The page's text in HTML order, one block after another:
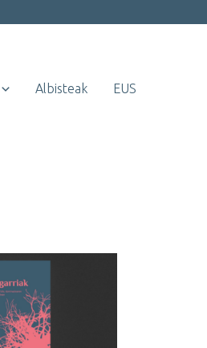
Albisteak EUS